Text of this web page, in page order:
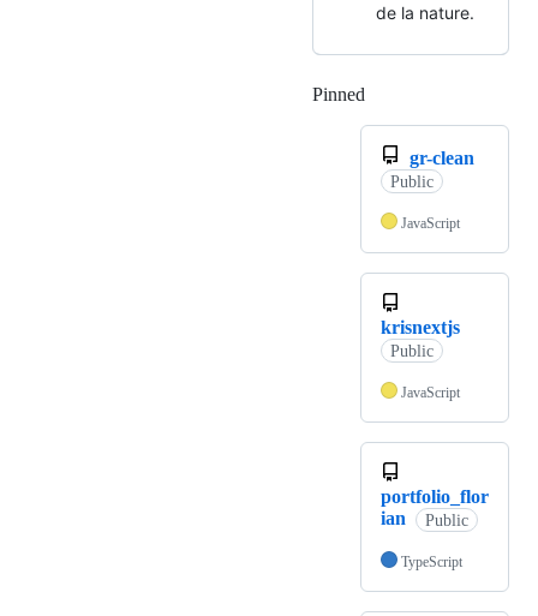
de la nature.
Pinned
gr-clean
Public
JavaScript
krisnextjs
Public
JavaScript
portfolio_flor
ian
Public
TypeScript